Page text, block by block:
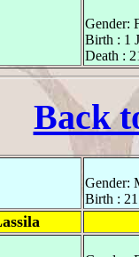
Gender:
Birth : 1
Death :
Back
Gender:
Birth :